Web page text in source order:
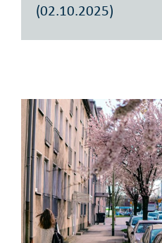
(02.10.2025)